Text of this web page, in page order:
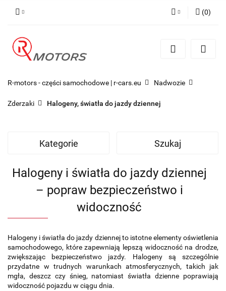
Zarejestruj się
(0)
R-motors - części samochodowe | r-cars.eu Nadwozie
Zderzaki Halogeny, światła do jazdy dziennej
Kategorie Szukaj
Halogeny i światła do jazdy dziennej
– popraw bezpieczeństwo i
widoczność
Halogeny i światła do jazdy dziennej to istotne elementy oświetlenia
samochodowego, które zapewniają lepszą widoczność na drodze,
zwiększając bezpieczeństwo jazdy. Halogeny są szczególnie
przydatne w trudnych warunkach atmosferycznych, takich jak
mgła, deszcz czy śnieg, natomiast światła dzienne poprawiają
widoczność pojazdu w ciągu dnia.